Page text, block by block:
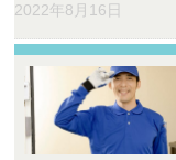
2022年8月16日